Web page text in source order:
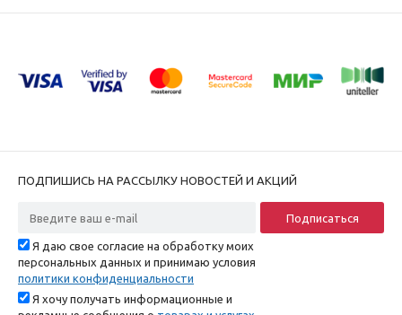
ПОДПИШИСЬ НА РАССЫЛКУ НОВОСТЕЙ И АКЦИЙ
Я даю свое согласие на обработку моих
персональных данных и принимаю условия
политики конфиденциальности
Я хочу получать информационные и